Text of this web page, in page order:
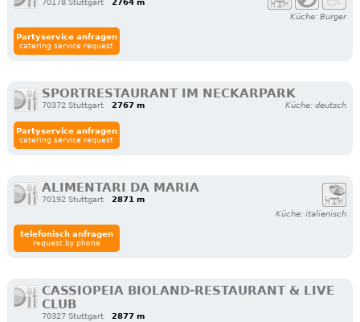
70178 Stuttgart
2764 m
Küche: Burger
Partyservice anfragen
catering service request
SPORTRESTAURANT IM NECKARPARK
70372 Stuttgart 2767 m Küche: deutsch
Partyservice anfragen
catering service request
ALIMENTARI DA MARIA
70192 Stuttgart
2871 m
Küche: italienisch
telefonisch anfragen
request by phone
CASSIOPEIA BIOLAND-RESTAURANT & LIVE
CLUB
70327 Stuttgart 2877 m